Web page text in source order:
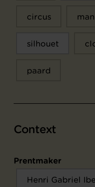
circus man
silhouet
paard
Context
Prentmaker
Henri Gabriel